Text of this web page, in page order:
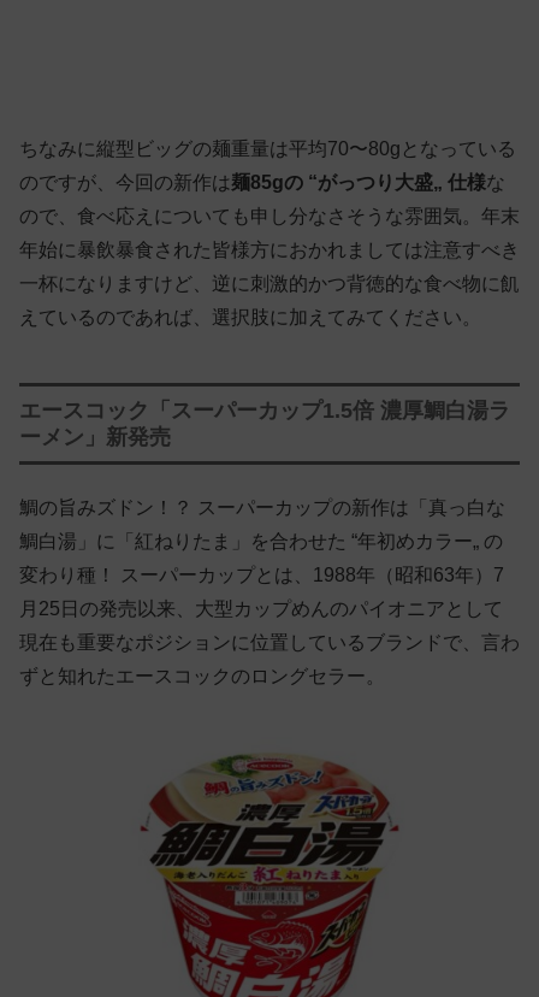
ちなみに縦型ビッグの麺重量は平均70〜80gとなっている
のですが、今回の新作は麺85gの “がっつり大盛„ 仕様な
ので、食べ応えについても申し分なさそうな雰囲気。年末
年始に暴飲暴食された皆様方におかれましては注意すべき
一杯になりますけど、逆に刺激的かつ背徳的な食べ物に飢
えているのであれば、選択肢に加えてみてください。
エースコック「スーパーカップ1.5倍 濃厚鯛白湯ラ
ーメン」新発売
鯛の旨みズドン！？ スーパーカップの新作は「真っ白な
鯛白湯」に「紅ねりたま」を合わせた “年初めカラー„ の
変わり種！ スーパーカップとは、1988年（昭和63年）7
月25日の発売以来、大型カップめんのパイオニアとして
現在も重要なポジションに位置しているブランドで、言わ
ずと知れたエースコックのロングセラー。